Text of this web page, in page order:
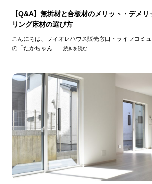
【Q&A】無垢材と合板材のメリット・デメ
リング床材の選び方
こんにちは、フィオレハウス販売窓口・ライフコミ
の「たかちゃん
…続きを読む